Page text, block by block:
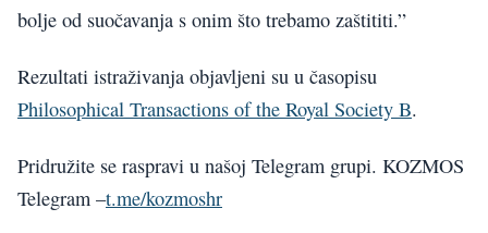
bolje od suočavanja s onim što trebamo zaštititi.”
Rezultati istraživanja objavljeni su u časopisu
Philosophical Transactions of the Royal Society B.
Pridružite se raspravi u našoj Telegram grupi. KOZMOS
Telegram –t.me/kozmoshr